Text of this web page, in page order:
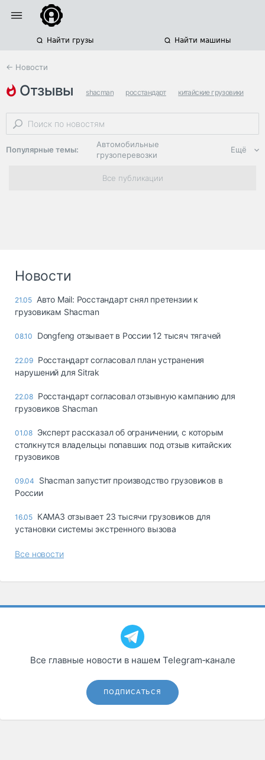
Найти грузы Найти машины
← Новости
отзывы shacman росстандарт китайские грузовики
Популярные темы:
Автомобильные
грузоперевозки
Региональная
логистика
опасные грузы
страхование
Таможня и ВЭД
Склады и
терминалы
Коммерческий
Спецтехника
запчасти, шины
Ещё
Все публикации
Новости
21.05 Авто Mail: Росстандарт снял претензии к
грузовикам Shacman
08.10 Dongfeng отзывает в России 12 тысяч тягачей
22.09 Росстандарт согласовал план устранения
нарушений для Sitrak
22.08 Росстандарт согласовал отзывную кампанию для
грузовиков Shacman
01.08 Эксперт рассказал об ограничении, с которым
столкнутся владельцы попавших под отзыв китайских
грузовиков
09.04
Shacman запустит производство грузовиков в
России
16.05 КАМАЗ отзывает 23 тысячи грузовиков для
установки системы экстренного вызова
Все новости
Все главные новости в нашем Telegram‑канале
ПОДПИСАТЬСЯ